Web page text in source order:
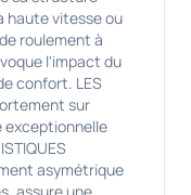
haute vitesse ou
roulement à
l'impact du
confort. LES
sur
exceptionnelle
asymétrique